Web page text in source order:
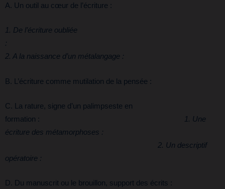
A. Un outil au cœur de l’écriture :
1. De l’écriture oubliée
2. A la naissance d’un métalangage :
B. L’écriture comme mutilation de la pensée :
C. La rature, signe d’un palimpseste en
formation :
1. Une
écriture des métamorphoses :
2. Un descriptif
opératoire :
D. Du manuscrit ou le brouillon, support des écrits :